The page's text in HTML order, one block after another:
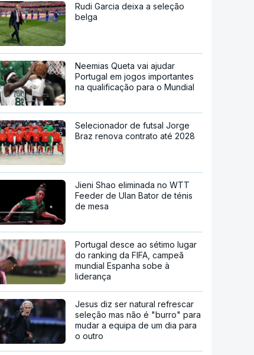
Rudi Garcia deixa a seleção
belga
Neemias Queta vai ajudar
Portugal em jogos importantes
na qualificação para o Mundial
Selecionador de futsal Jorge
Braz renova contrato até 2028
Jieni Shao eliminada no WTT
Feeder de Ulan Bator de ténis
de mesa
Portugal desce ao sétimo lugar
do ranking da FIFA, campeã
mundial Espanha sobe à
liderança
Jesus diz ser natural refrescar
seleção mas não é "burro" para
mudar a equipa de um dia para
o outro